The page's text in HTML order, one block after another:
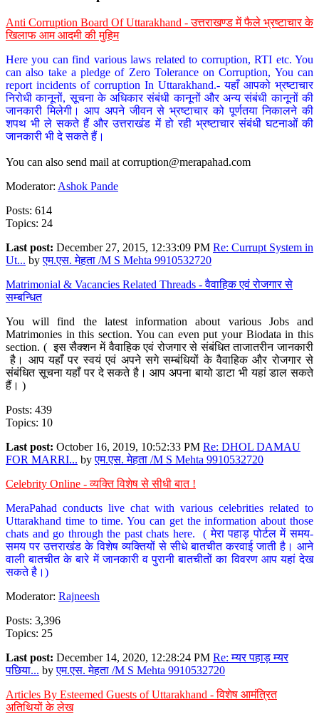
Anti Corruption Board Of Uttarakhand - उत्तराखण्ड में फैले भ्रष्टाचार के
खिलाफ आम आदमी की मुहिम
Here you can find various laws related to corruption, RTI etc. You
can also take a pledge of Zero Tolerance on Corruption, You can
report incidents of corruption In Uttarakhand.- यहाँ आपको भ्रष्टाचार
निरोधी कानूनों, सूचना के अधिकार संबंधी कानूनों और अन्य संबंधी कानूनों की
जानकारी मिलेगी। आप अपने जीवन से भ्रष्टाचार को पूर्णतया निकालने की
शपथ भी ले सकते हैं और उत्तराखंड में हो रही भ्रष्टाचार संबंधी घटनाओं की
जानकारी भी दे सकते हैं।
You can also send mail at corruption@merapahad.com
Moderator: Ashok Pande
Posts: 614
Topics: 24
Last post: December 27, 2015, 12:33:09 PM Re: Currupt System in
Ut... byएम.एस. मेहता /M S Mehta 9910532720
Matrimonial & Vacancies Related Threads - वैवाहिक एवं रोजगार से
सम्बन्धित
You will find the latest information about various Jobs and
Matrimonies in this section. You can even put your Biodata in this
section. ( इस सैक्शन में वैवाहिक एवं रोजगार से संबंधित ताजातरीन जानकारी
है। आप यहाँ पर स्वयं एवं अपने सगे सम्बंधियों के वैवाहिक और रोजगार से
संबंधित सूचना यहाँ पर दे सकते है। आप अपना बायो डाटा भी यहां डाल सकते
हैं। )
Posts: 439
Topics: 10
Last post: October 16, 2019, 10:52:33 PM Re: DHOL DAMAU
FOR MARRI... byएम.एस. मेहता /M S Mehta 9910532720
Celebrity Online - व्यक्ति विशेष से सीधी बात !
MeraPahad conducts live chat with various celebrities related to
Uttarakhand time to time. You can get the information about those
chats and go through the past chats here. ( मेरा पहाड़ पोर्टल में समय-
समय पर उत्तराखंड के विशेष व्यक्तियों से सीधे बातचीत करवाई जाती है। आने
वाली बातचीत के बारे में जानकारी व पुरानी बातचीतों का विवरण आप यहां देख
सकते है।)
Moderator: Rajneesh
Posts: 3,396
Topics: 25
Last post: December 14, 2020, 12:28:24 PM Re: म्यर पहाड़ म्यर
पछिया... byएम.एस. मेहता /M S Mehta 9910532720
Articles By Esteemed Guests of Uttarakhand - विशेष आमंत्रित
अतिथियों के लेख